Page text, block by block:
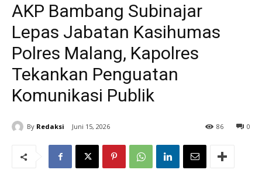
AKP Bambang Subinajar
Lepas Jabatan Kasihumas
Polres Malang, Kapolres
Tekankan Penguatan
Komunikasi Publik
By Redaksi Juni 15, 2026 0
86